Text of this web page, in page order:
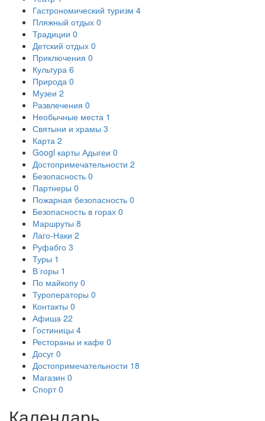
Гастрономический туризм 4
Пляжный отдых 0
Традиции 0
Детский отдых 0
Приключения 0
Культура 6
Природа 0
Музеи 2
Развлечения 0
Необычные места 1
Святыни и храмы 3
Карта 2
Googl карты Адыгеи 0
Достопримечательности 2
Безопасность 0
Партнеры 0
Пожарная безопасность 0
Безопасность в горах 0
Маршруты 8
Лаго-Наки 2
Руфабго 3
Туры 1
В горы 1
По майкопу 0
Туроператоры 0
Контакты 0
Афиша 22
Гостиницы 4
Рестораны и кафе 0
Досуг 0
Достопримечательности 18
Магазин 0
Спорт0